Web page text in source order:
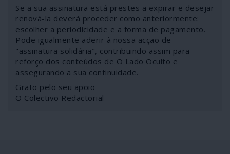
Se a sua assinatura está prestes a expirar e desejar
renová-la deverá proceder como anteriormente:
escolher a periodicidade e a forma de pagamento.
Pode igualmente aderir à nossa acção de
"assinatura solidária", contribuindo assim para
reforço dos conteúdos de O Lado Oculto e
assegurando a sua continuidade.
Grato pelo seu apoio
O Colectivo Redactorial